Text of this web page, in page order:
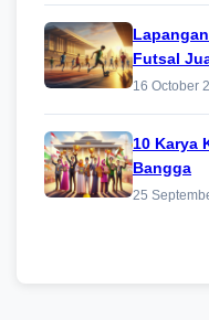
Futsal
16 October
10 Karya
Bangga
25